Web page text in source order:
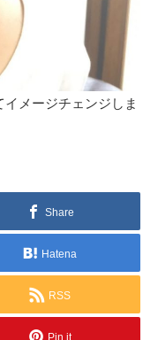
メージチェンジしま
Share
Hatena
RSS